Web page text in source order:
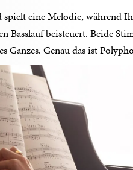
spielt eine Melodie, während
Basslauf beisteuert. Beide
Ganzes. Genau das ist